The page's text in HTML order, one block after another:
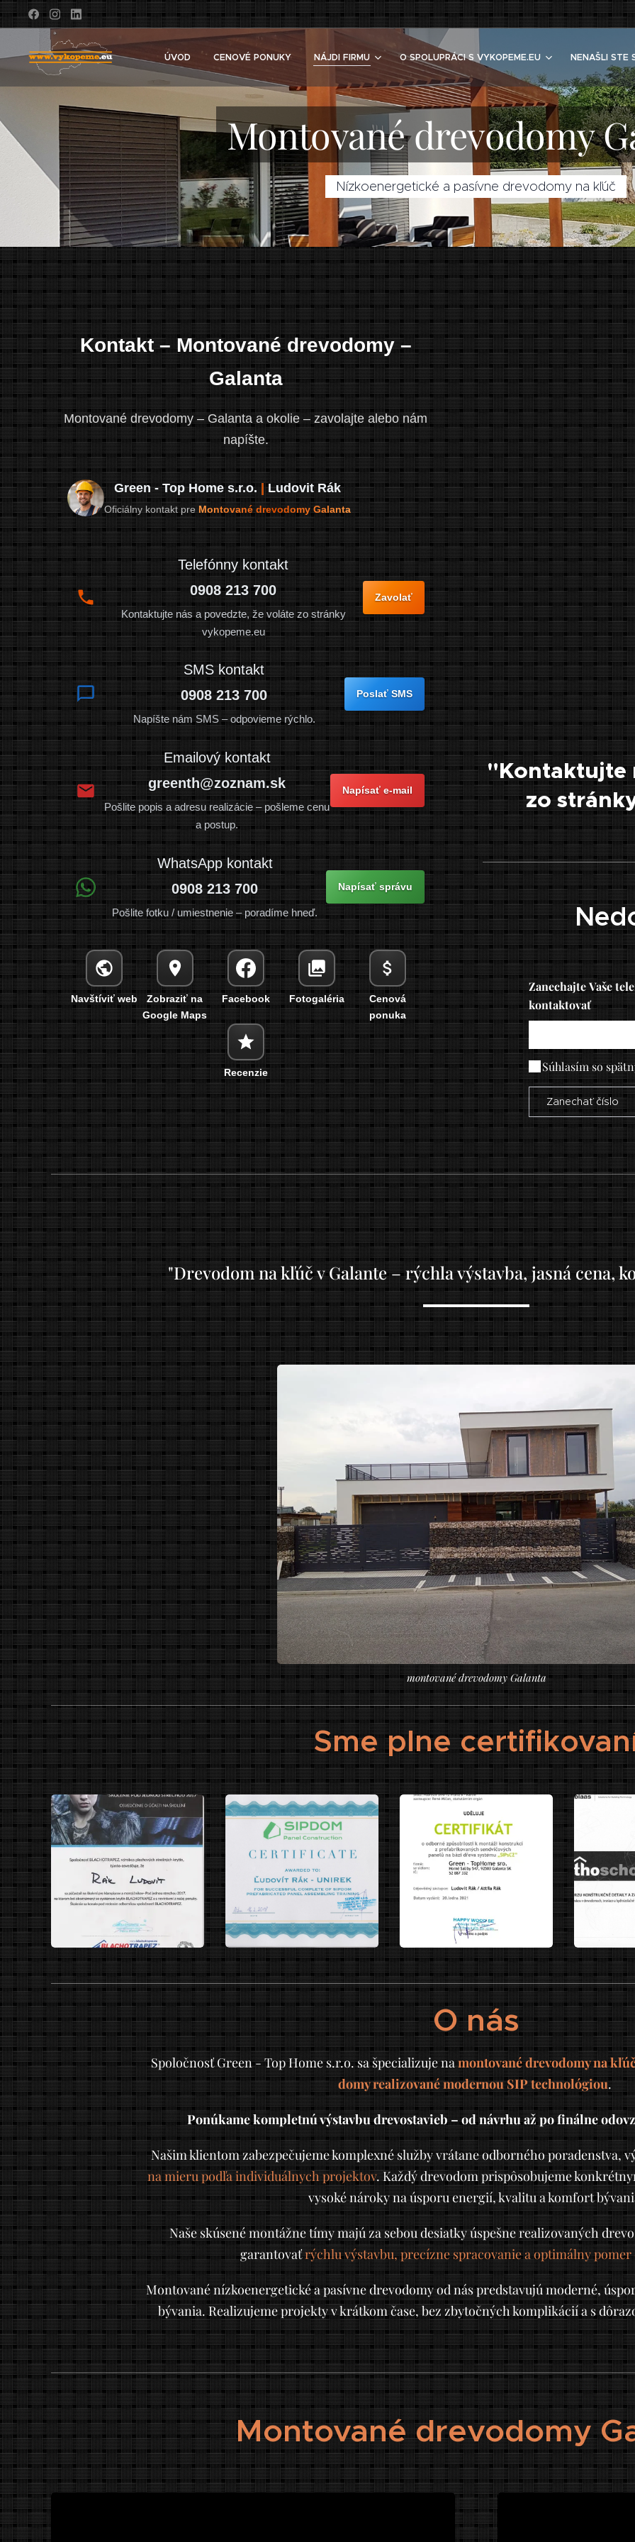
ÚVOD CENOVÉ PONUKY NÁJDI FIRMU O SPOLUPRÁCI S VYKOPEME.EU NENAŠLI STE
Montované drevodomy
Nízkoenergetické a pasívne drevodomy na kľúč
Kontakt – Montované drevodomy –
Galanta
Montované drevodomy – Galanta a okolie – zavolajte alebo nám
napíšte.
Green - Top Home s.r.o.|Ludovit Rák
Oficiálny kontakt preMontované drevodomy Galanta
Telefónny kontakt
0908 213 700
Kontaktujte nás a povedzte, že voláte zo stránky
vykopeme.eu
Zavolať
SMS kontakt
0908 213 700
Napíšte nám SMS – odpovieme rýchlo.
Poslať SMS
Emailový kontakt
greenth@zoznam.sk
Pošlite popis a adresu realizácie – pošleme cenu
a postup.
Napísať e-mail
WhatsApp kontakt
0908 213 700
Pošlite fotku / umiestnenie – poradíme hneď.
Napísať správu
Navštíviť web
Zobraziť na
Google Maps
Facebook Fotogaléria
Cenová
ponuka
Recenzie
"Kontaktujte
zo
Zanechajte Vaše
kontaktovať
Súhlasím so
Zanechať číslo
"Drevodom na kľúč v Galante – rýchla výstavba, jasná cena,
montované drevodomy Galanta
Sme plne
O nás
Spoločnosť Green - Top Home s.r.o. sa špecializuje namontované drevodomy na
domy realizované modernou SIP technológiou.
Ponúkame kompletnú výstavbu drevostavieb – od návrhu až po finálne
Našim klientom zabezpečujeme komplexné služby vrátane odborného poradenstva,
na mieru podľa individuálnych projektov. Každý drevodom prispôsobujeme
vysoké nároky na úsporu energií, kvalitu a komfort
Naše skúsené montážne tímy majú za sebou desiatky úspešne realizovaných
garantovaťrýchlu výstavbu, precízne spracovanie a optimálny pomer
Montované nízkoenergetické a pasívne drevodomy od nás predstavujú moderné,
bývania. Realizujeme projekty v krátkom čase, bez zbytočných komplikácií a s
Montované drevodomy